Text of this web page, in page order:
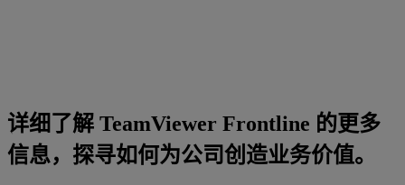
详细了解 TeamViewer Frontline 的更多
信息，探寻如何为公司创造业务价值。